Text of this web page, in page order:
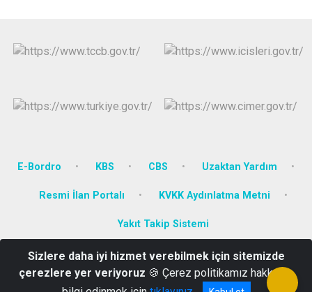
E-Bordro KBS CBS Uzaktan Yardım
Resmi İlan Portalı KVKK Aydınlatma Metni
Yakıt Takip Sistemi
Yenidoğan Mah. Dumlupınar Bulv. No:111 KÜTAHYA
0274 271 34 82
Sizlere daha iyi hizmet verebilmek için sitemizde
çerezlere yer veriyoruz 🍪 Çerez politikamız hakkında